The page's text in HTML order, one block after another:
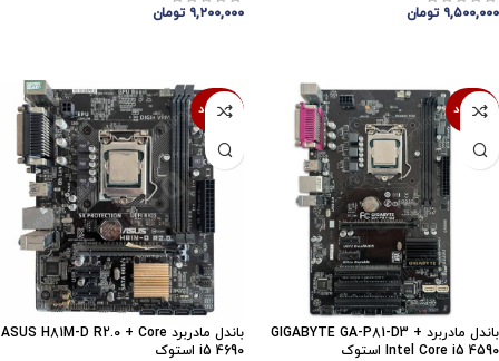
۹,۵۰۰,۰۰۰ تومان ۹,۲۰۰,۰۰۰ تومان
ناموجود
باندل مادربرد GIGABYTE GA-P81-D3 +
Intel Core i5 4590 استوک
ناموجود
باندل مادربرد ASUS H81M-D R2.0 + Core
i5 4690 استوک